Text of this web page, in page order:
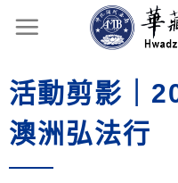
活動剪影｜
澳洲弘法行